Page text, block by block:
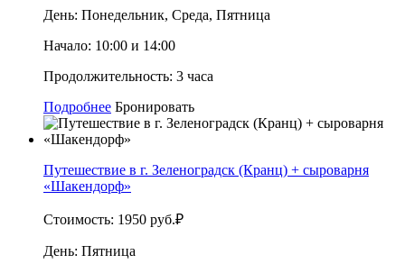
День: Понедельник, Среда, Пятница
Начало: 10:00 и 14:00
Продолжительность: 3 часа
Подробнее Бронировать
Путешествие в г. Зеленоградск (Кранц) + сыроварня
«Шакендорф»
Стоимость: 1950 руб.₽
День: Пятница